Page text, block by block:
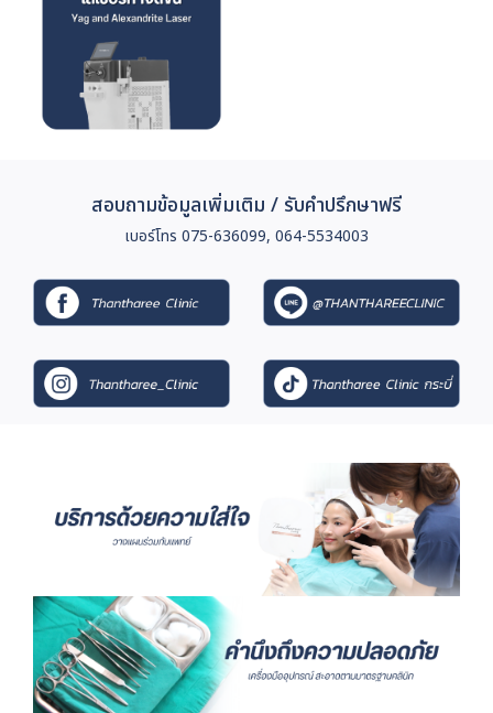
สอบถามข้อมูลเพิ่มเติม / รับคำปรึกษาฟรี
เบอร์โทร 075-636099, 064-5534003